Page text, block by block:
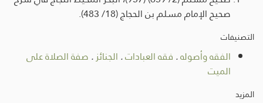
صحيح الإمام مسلم بن الحجاج (18/ 483).
التصنيفات
الفقه وأصوله. فقه العبادات. الجنائز. صفة الصلاة على
الميت
المزيد